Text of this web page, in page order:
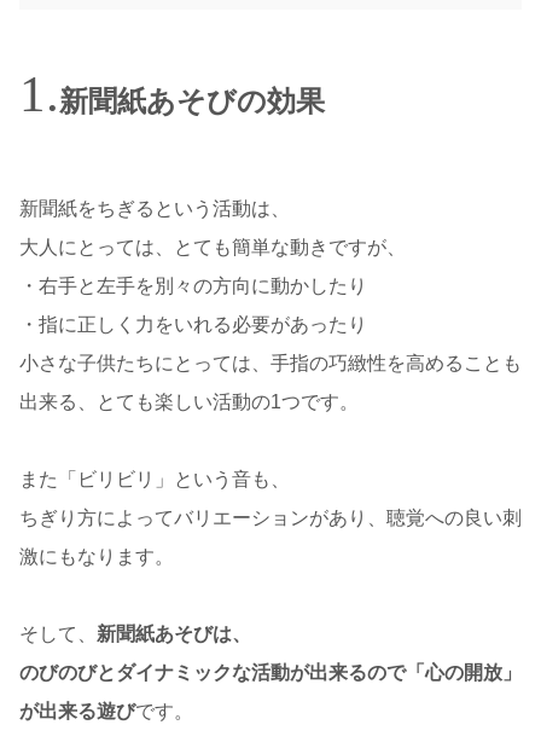
新聞紙あそびの効果
新聞紙をちぎるという活動は、
大人にとっては、とても簡単な動きですが、
・右手と左手を別々の方向に動かしたり
・指に正しく力をいれる必要があったり
小さな子供たちにとっては、手指の巧緻性を高めることも
出来る、とても楽しい活動の1つです。
また「ビリビリ」という音も、
ちぎり方によってバリエーションがあり、聴覚への良い刺
激にもなります。
そして、 新聞紙あそびは、
のびのびとダイナミックな活動が出来るので「心の開放」
が出来る遊びです。